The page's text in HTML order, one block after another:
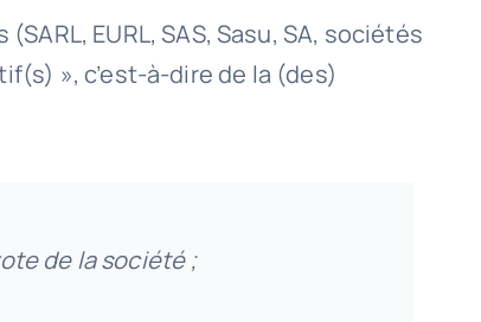
EURL, SAS, Sasu, SA, sociétés
», c’est-à-dire de la (des)
de la société ;